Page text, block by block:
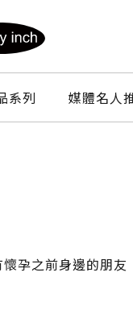
系列 媒體名人
孕之前身邊的朋友